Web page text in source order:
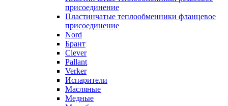
присоединение
Пластинчатые теплообменники фланцевое
присоединение
Nord
Брант
Clever
Pallant
Verker
Испарители
Масляные
Медные